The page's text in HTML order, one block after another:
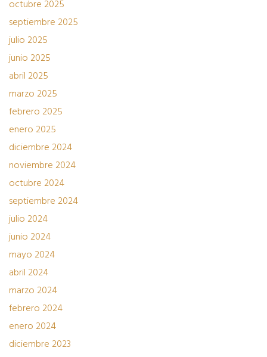
octubre 2025
septiembre 2025
julio 2025
junio 2025
abril 2025
marzo 2025
febrero 2025
enero 2025
diciembre 2024
noviembre 2024
octubre 2024
septiembre 2024
julio 2024
junio 2024
mayo 2024
abril 2024
marzo 2024
febrero 2024
enero 2024
diciembre 2023